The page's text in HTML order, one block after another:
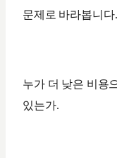
문제로 바라봅니다.
누가 더 낮은 비용
있는가.